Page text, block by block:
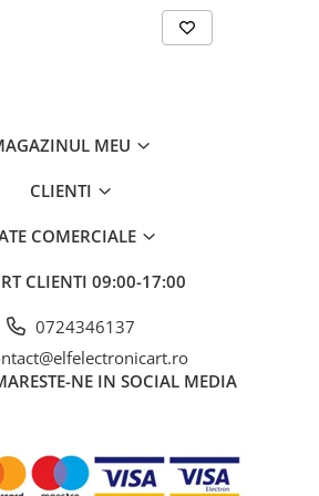
rezistenței
20kΩ
a frecvenței
a capacității
continuu
DC
±(1% + 3 cifre)
±(1%+4 cifre)
MEU
CLIENTI
COMERCIALE
CLIENTI 09:00-17:00
0724346137
NE IN SOCIAL MEDIA